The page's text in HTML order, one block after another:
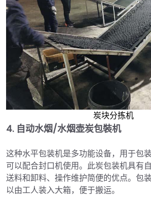
炭块分拣机
4. 自动水烟/水烟壶炭包裝机
这种水平包装机是多功能设备，用于包
可以配合封口机使用。此炭包装机具有
送料和卸料、操作维护简便的优点。包
以由工人装入大箱，便于搬运。